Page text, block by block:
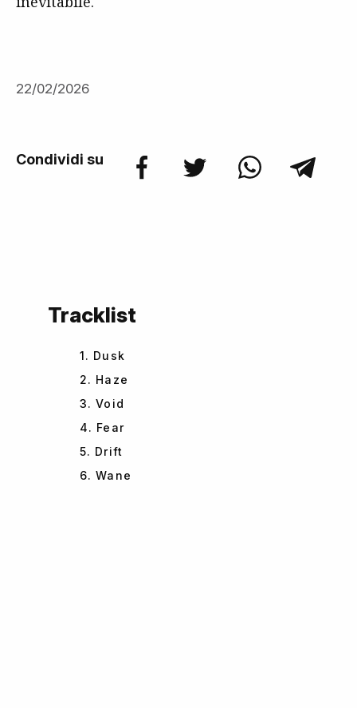
22/02/2026
Condividi su
Tracklist
1. Dusk
2. Haze
3. Void
4. Fear
5. Drift
6. Wane